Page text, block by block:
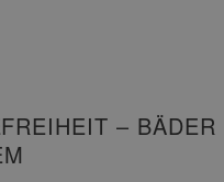
– BÄDER